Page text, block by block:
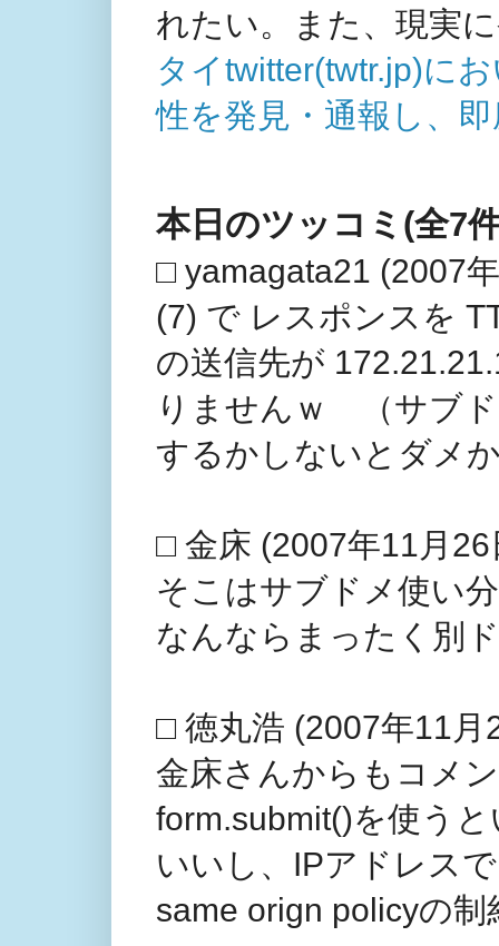
れたい。また、現実
タイtwitter(twtr.jp)に
性を発見・通報し、
本日のツッコミ(全7
□ yamagata21 (2007
(7) で レスポンスを
の送信先が
りませんｗ （サブ
するかしないとダメ
□ 金床 (2007年11月
そこはサブドメ使い
なんならまったく別
□ 徳丸浩 (2007年11月
金床さんからもコメ
form.submit()を使う
いいし、IPアドレス
same orign policyの